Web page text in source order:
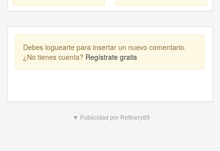
Debes loguearte para insertar un nuevo comentario.
¿No tienes cuenta? Regístrate gratis
▼ Publicidad por Refinery89